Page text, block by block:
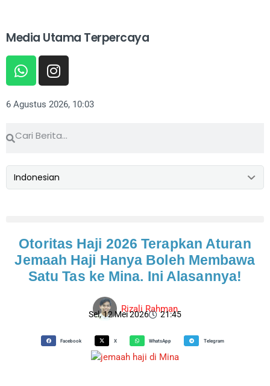
Media Utama Terpercaya
6 Agustus 2026, 10:03
Otoritas Haji 2026 Terapkan Aturan
Jemaah Haji Hanya Boleh Membawa
Satu Tas ke Mina. Ini Alasannya!
Rizali Rahman
Sel, 12 Mei 2026 21:45
Facebook X WhatsApp Telegram